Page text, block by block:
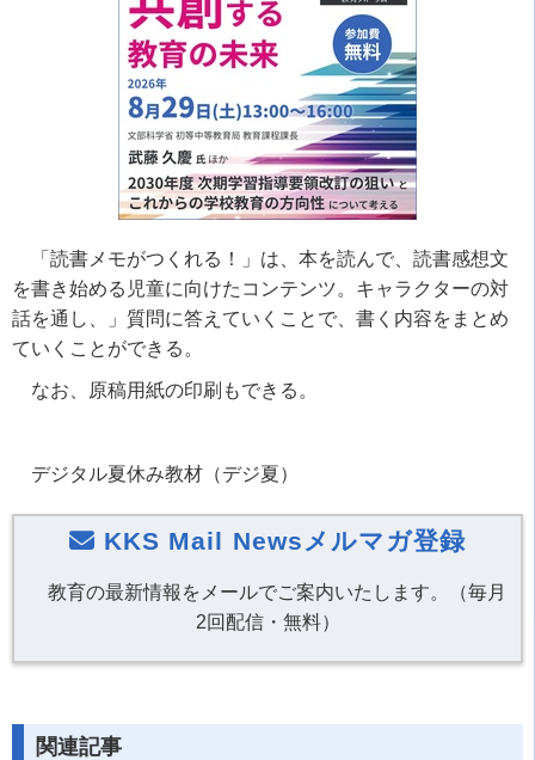
「読書メモがつくれる！」は、本を読んで、読書感想文
を書き始める児童に向けたコンテンツ。キャラクターの対
話を通し、」質問に答えていくことで、書く内容をまとめ
ていくことができる。
なお、原稿用紙の印刷もできる。
デジタル夏休み教材（デジ夏）
KKS Mail Newsメルマガ登録
教育の最新情報をメールでご案内いたします。（毎月
2回配信・無料）
関連記事